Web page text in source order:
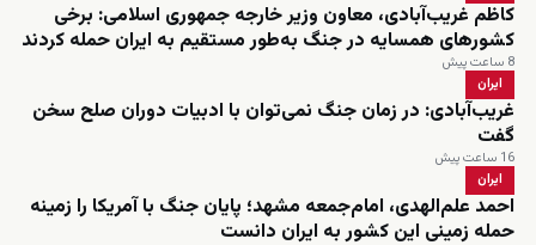
کاظم غریب‌آبادی، معاون وزیر خارجه جمهوری اسلامی: برخی
کشورهای همسایه در جنگ به‌طور مستقیم به ایران حمله کردند
8 ساعت پیش
ایران
غریب‌آبادی: در زمان جنگ نمی‌توان با ادبیات دوران صلح سخن
گفت
16 ساعت پیش
ایران
احمد علم‌الهدی، امام‌جمعه مشهد؛ پایان جنگ با آمریکا را زمینه
حمله زمینی این کشور به ایران دانست